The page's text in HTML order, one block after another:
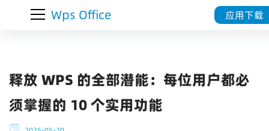
Wps Office 应用下载
释放 WPS 的全部潜能：每位用户都必
须掌握的 10 个实用功能